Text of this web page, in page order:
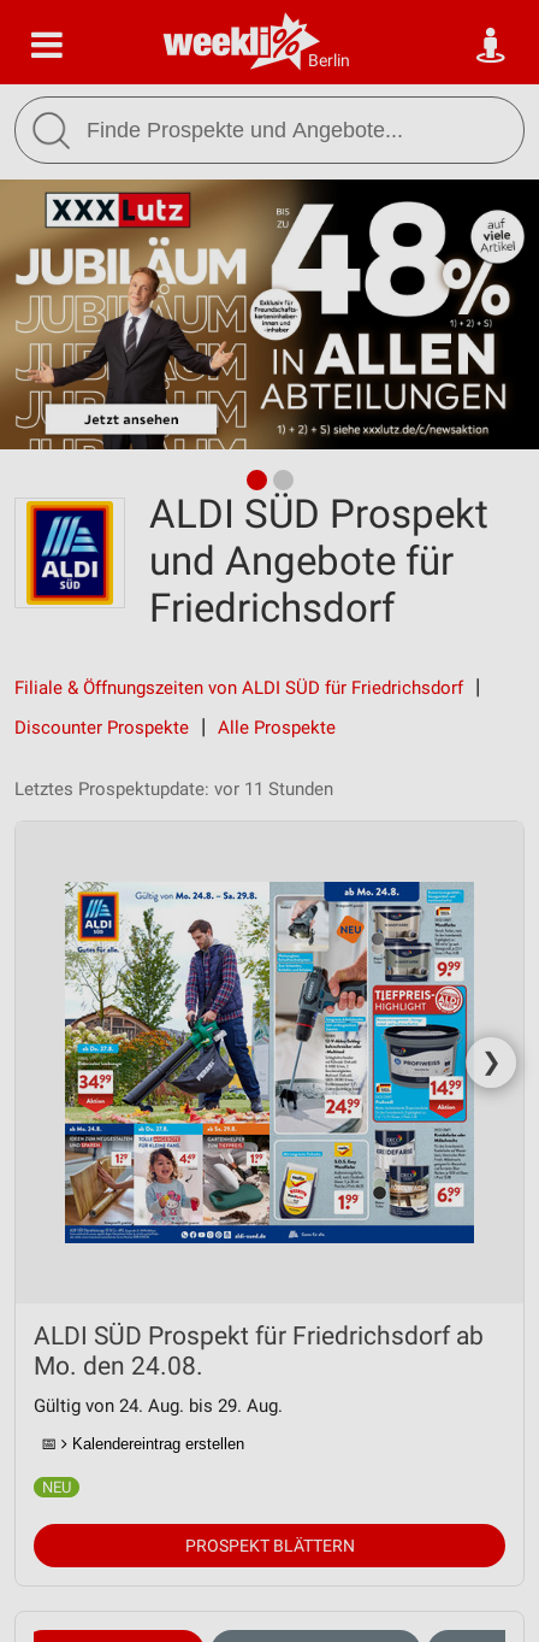
Berlin
ALDI SÜD Prospekt
und Angebote für
Friedrichsdorf
Filiale & Öffnungszeiten von ALDI SÜD für Friedrichsdorf
Discounter Prospekte
Alle Prospekte
Letztes Prospektupdate: vor 11 Stunden
❯
ALDI SÜD Prospekt für Friedrichsdorf ab
Mo. den 24.08.
Gültig von 24. Aug. bis 29. Aug.
📅 Kalendereintrag erstellen
PROSPEKT BLÄTTERN